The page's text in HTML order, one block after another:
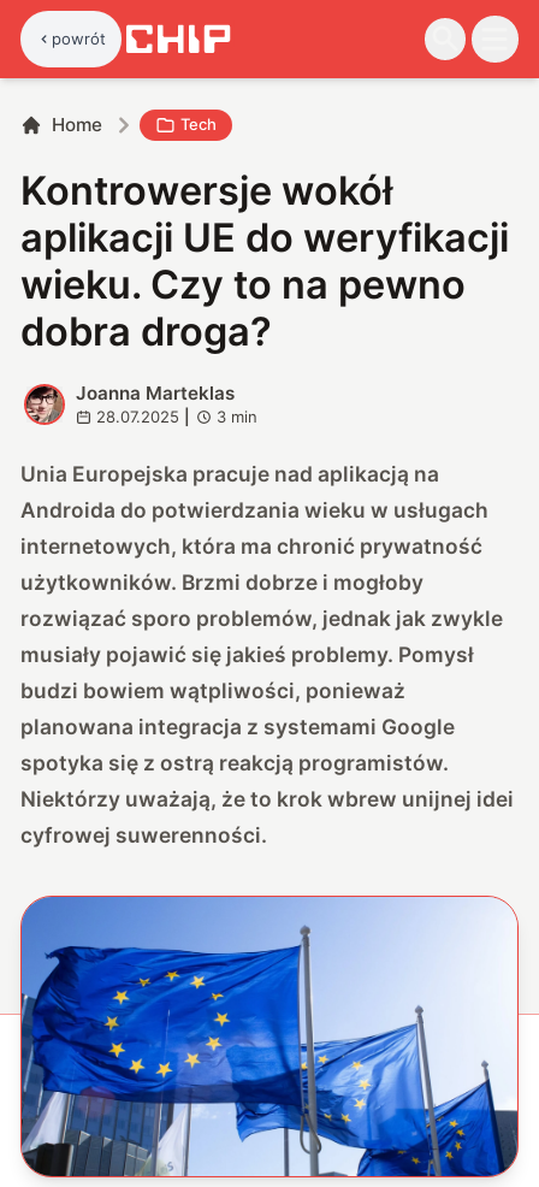
powrót
Home Tech
Kontrowersje wokół
aplikacji UE do weryfikacji
wieku. Czy to na pewno
dobra droga?
J
Joanna Marteklas
28.07.2025 3 min
Unia Europejska pracuje nad aplikacją na
Androida do potwierdzania wieku w usługach
internetowych, która ma chronić prywatność
użytkowników. Brzmi dobrze i mogłoby
rozwiązać sporo problemów, jednak jak zwykle
musiały pojawić się jakieś problemy. Pomysł
budzi bowiem wątpliwości, ponieważ
planowana integracja z systemami Google
spotyka się z ostrą reakcją programistów.
Niektórzy uważają, że to krok wbrew unijnej idei
cyfrowej suwerenności.